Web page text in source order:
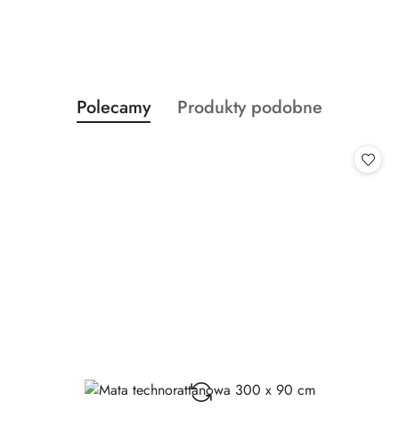
Pomiń karuzelę produktów
Produkty
o
Polecamy
Produkty
Produkty podobne